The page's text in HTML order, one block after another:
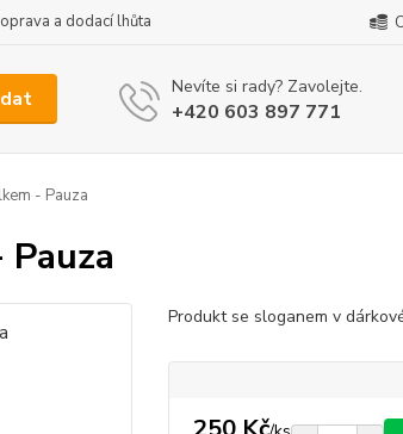
a dodací lhůta
Nevíte si rady? Zavolejte.
+420 603 897 771
- Pauza
Produkt se sloganem v